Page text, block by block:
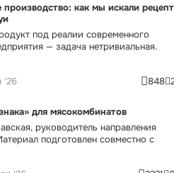
как мы искали рецепт
под реалии современного
— задача нетривиальная.
'26 848
для мясокомбинатов
руководитель направления
подготовлен совместно с